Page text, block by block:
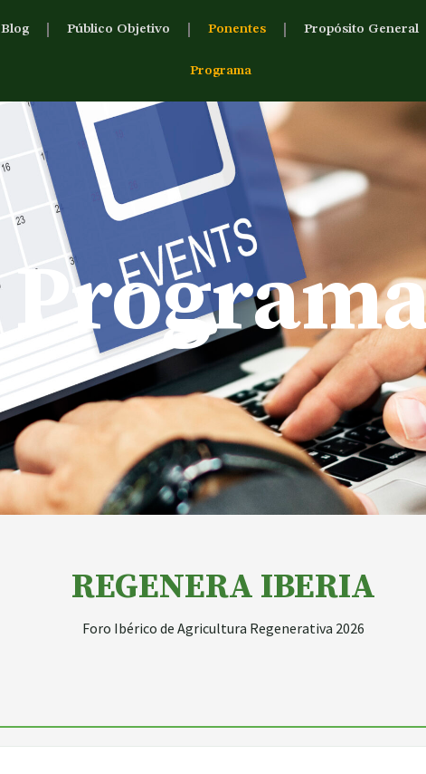
Blog Público Objetivo Ponentes Propósito General
Programa
REGENERA IBERIA
Foro Ibérico de Agricultura Regenerativa 2026